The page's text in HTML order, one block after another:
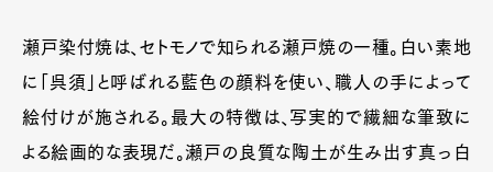
瀬戸染付焼は、セトモノで知られる瀬戸焼の一種。白い素地
に「呉須」と呼ばれる藍色の顔料を使い、職人の手によって
絵付けが施される。最大の特徴は、写実的で繊細な筆致に
よる絵画的な表現だ。瀬戸の良質な陶土が生み出す真っ白